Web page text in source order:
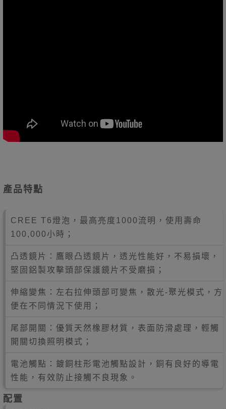
產品特點
CREE T6燈泡，最高亮度1000流明，使用壽命
100,000小時；
凸透鏡片：鷹眼凸透鏡片，透光性能好，不易損壞，
堅固鋁製攻擊頭部保護鏡片不受磨損；
伸縮變焦：左右拉伸頭部可變焦，散光-聚光模式，方
便在不同情況下使用；
尾部開關：優質天然橡膠材質，表面防滑處理，輕觸
開關切換照明模式；
電池觸點：鍍銅柱形電池觸點設計，銅有良好的導電
性能，有效防止接觸不良現象。
配置